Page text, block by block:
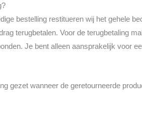
bestelling restitueren wij het gehele
terugbetalen. Voor de terugbetaling
Je bent alleen aansprakelijk voor
gezet wanneer de geretourneerde